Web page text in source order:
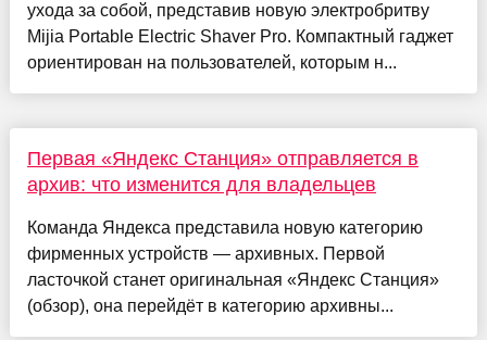
ухода за собой, представив новую электробритву
Mijia Portable Electric Shaver Pro. Компактный гаджет
ориентирован на пользователей, которым н...
Первая «Яндекс Станция» отправляется в
архив: что изменится для владельцев
Команда Яндекса представила новую категорию
фирменных устройств — архивных. Первой
ласточкой станет оригинальная «Яндекс Станция»
(обзор), она перейдёт в категорию архивны...